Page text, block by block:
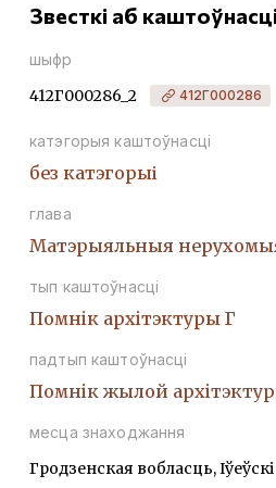
Звесткі аб каштоўнасці
шыфр
412Г000286_2 412Г000286
катэгорыя каштоўнасці
без катэгорыі
глава
Матэрыяльныя
тып каштоўнасці
Помнiк архiтэктуры Г
падтып каштоўнасці
Помнiк жылой
месца знаходжання
Гродзенская вобласць, Іўеўскі